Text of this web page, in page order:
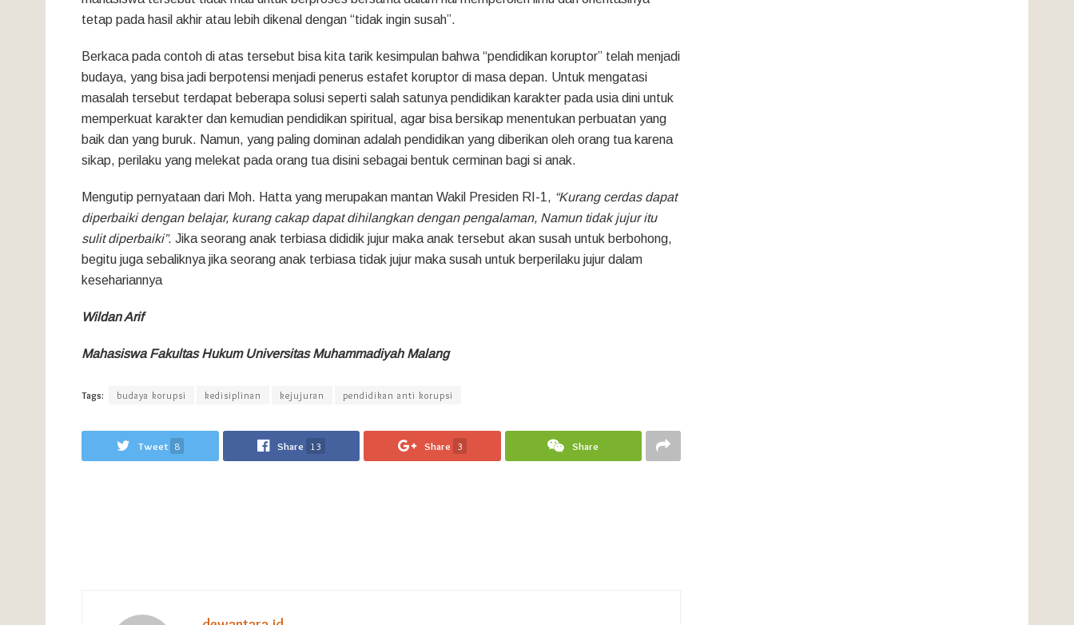
tetap pada hasil akhir atau lebih dikenal dengan “tidak ingin susah”.
Berkaca pada contoh di atas tersebut bisa kita tarik kesimpulan bahwa “pendidikan koruptor” telah menjadi
budaya, yang bisa jadi berpotensi menjadi penerus estafet koruptor di masa depan. Untuk mengatasi
masalah tersebut terdapat beberapa solusi seperti salah satunya pendidikan karakter pada usia dini untuk
memperkuat karakter dan kemudian pendidikan spiritual, agar bisa bersikap menentukan perbuatan yang
baik dan yang buruk. Namun, yang paling dominan adalah pendidikan yang diberikan oleh orang tua karena
sikap, perilaku yang melekat pada orang tua disini sebagai bentuk cerminan bagi si anak.
Mengutip pernyataan dari Moh. Hatta yang merupakan mantan Wakil Presiden RI-1, “Kurang cerdas dapat
diperbaiki dengan belajar, kurang cakap dapat dihilangkan dengan pengalaman, Namun tidak jujur itu
sulit diperbaiki”. Jika seorang anak terbiasa dididik jujur maka anak tersebut akan susah untuk berbohong,
begitu juga sebaliknya jika seorang anak terbiasa tidak jujur maka susah untuk berperilaku jujur dalam
kesehariannya
Wildan Arif
Mahasiswa Fakultas Hukum Universitas Muhammadiyah Malang
Tags: budaya korupsi kedisiplinan kejujuran pendidikan anti korupsi
Tweet 8 Share 13 Share 3 Share